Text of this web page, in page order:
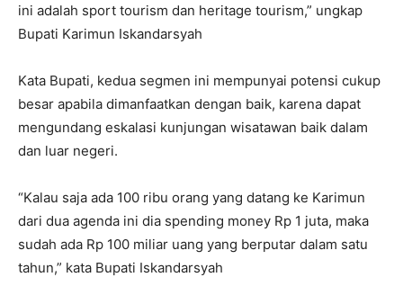
ini adalah sport tourism dan heritage tourism,” ungkap
Bupati Karimun Iskandarsyah
Kata Bupati, kedua segmen ini mempunyai potensi cukup
besar apabila dimanfaatkan dengan baik, karena dapat
mengundang eskalasi kunjungan wisatawan baik dalam
dan luar negeri.
“Kalau saja ada 100 ribu orang yang datang ke Karimun
dari dua agenda ini dia spending money Rp 1 juta, maka
sudah ada Rp 100 miliar uang yang berputar dalam satu
tahun,” kata Bupati Iskandarsyah